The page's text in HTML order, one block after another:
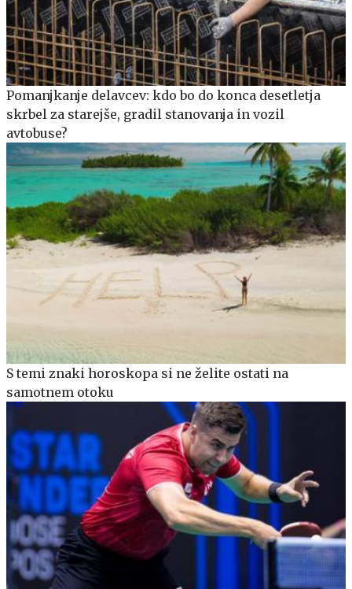
Pomanjkanje delavcev: kdo bo do konca desetletja
skrbel za starejše, gradil stanovanja in vozil
avtobuse?
S temi znaki horoskopa si ne želite ostati na
samotnem otoku